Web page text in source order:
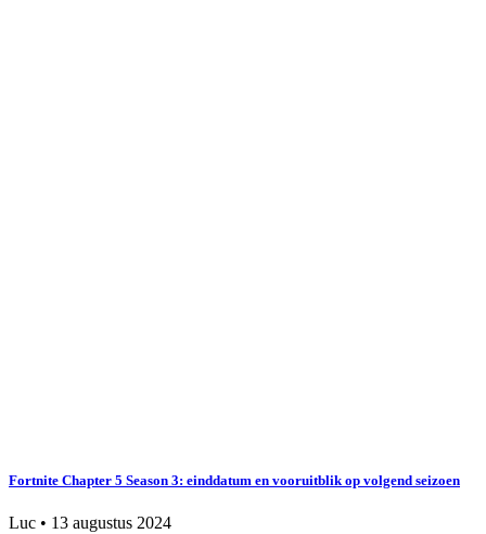
Fortnite Chapter 5 Season 3: einddatum en vooruitblik op volgend seizoen
Luc • 13 augustus 2024